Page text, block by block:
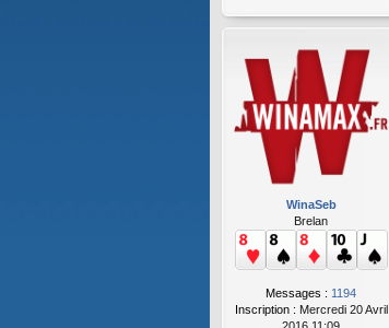
WinaSeb
Brelan
Messages : 1194
Inscription : Mercredi 20 Avril
2016 11:09